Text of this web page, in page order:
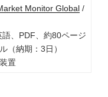
Monitor Global/
、PDF、約80ページ
（納期：3日）
置